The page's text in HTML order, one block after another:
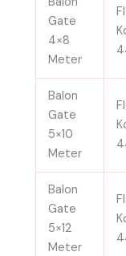
Gate
4×8
Meter
Balon
Gate
5×10
Meter
Balon
Gate
5×12
Meter